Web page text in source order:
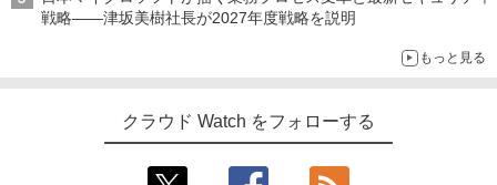
戦略――津坂美樹社長が2027年度戦略を説明
もっと見る
クラウド Watch をフォローする